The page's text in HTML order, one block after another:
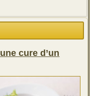
cure d’un